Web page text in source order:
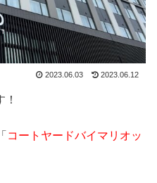
2023.06.03 2023.06.12
コートヤードバイマリオッ